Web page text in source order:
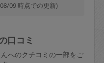
09 時点での更新)
口コミ
へのクチコミの一部をご